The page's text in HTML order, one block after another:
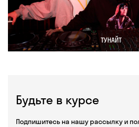
Будьте в курсе
Подпишитесь на нашу рассылку и
ТУНАЙТ